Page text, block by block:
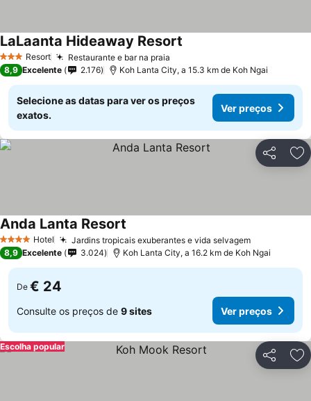
3 EstrelasResort Restaurante e bar na praia
LaLaanta Hideaway Resort
8,9 Excelente 2.176 Koh Lanta City, a 15.3 km de Koh Ngai
Selecione as datas para ver os preços
exatos.
Ver preços
Partilhar
4 EstrelasHotel Jardins tropicais exuberantes e vida selvagem
Anda Lanta Resort
8,9 Excelente 3.024 Koh Lanta City, a 16.2 km de Koh Ngai
De € 24
Consulte os preços de 9 sites Ver preços
Partilhar
Escolha popular